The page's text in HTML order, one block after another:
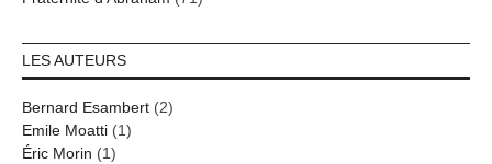
LES AUTEURS
Bernard Esambert (2)
Emile Moatti (1)
Éric Morin (1)